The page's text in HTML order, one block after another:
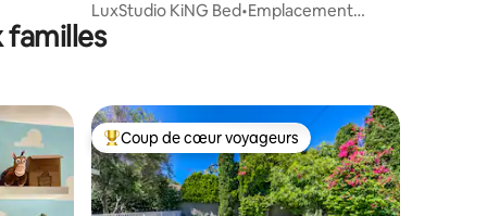
⋅ Orange
LuxStudio KiNG Bed•Emplacement
INCROYABLE•Gym ouvert 24h/24
familles
Coups de cœur voyageurs les plus appréciés
Coup de cœur voyageurs